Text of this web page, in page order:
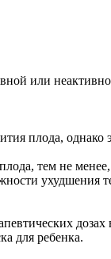
или
плода,
тем не
ухудшения
дозах
для ребенка.